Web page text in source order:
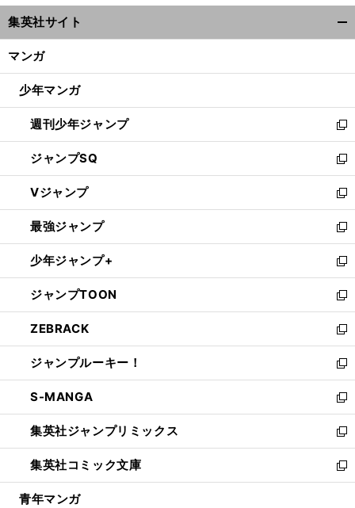
ウ
ィ
ン
ウ
開
く
集英社サイト
マンガ
少年マンガ
週刊少年ジャンプ
新
し
い
ウ
ィ
ン
ド
ウ
で
開
く
ジャンプSQ
新
し
い
ウ
ィ
ン
ド
ウ
で
開
く
Vジャンプ
新
し
い
ウ
ィ
ン
ド
ウ
で
開
く
最強ジャンプ
新
し
い
ウ
ィ
ン
ド
ウ
で
開
く
少年ジャンプ+
新
し
い
ウ
ィ
ン
ド
ウ
で
開
く
ジャンプTOON
新
し
い
ウ
ィ
ン
ド
ウ
で
開
く
ZEBRACK
新
し
い
ウ
ィ
ン
ド
ウ
で
開
ジャンプルーキー！
新
し
い
ウ
ィ
ン
ド
ウ
S-MANGA
新
し
い
ウ
ィ
ン
集英社ジャンプリミックス
新
し
い
ウ
集英社コミック文庫
新
し
青年マンガ